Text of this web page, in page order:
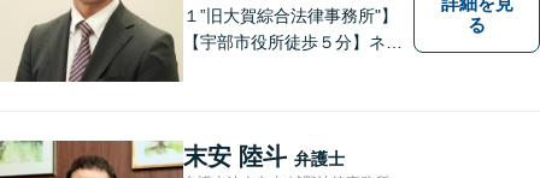
１”旧大賀綜合法律事務所"】
【宇部市役所徒歩５分】ネッ
相談ください。
る
末安 陸斗 弁護士